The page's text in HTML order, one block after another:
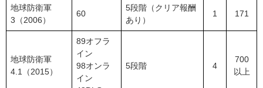
地球防衛軍
3（2006）
60
5段階（クリア報酬
あり）
1 171
地球防衛軍
4.1（2015）
89オフラ
イン
98オンラ
イン
5段階 4
700
以上